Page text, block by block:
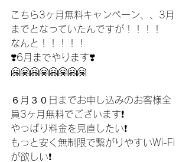
こちら3ヶ月無料キャンペーン、、3月
までとなっていたんですが！！！！
なんと！！！！！
❣️6月までやります❣️
🤗🤗🤗🤗🤗🤗🤗🤗
６月３０日までお申し込みのお客様全
員3ヶ月無料でございます❗️
やっぱり料金を見直したい❗️
もっと安く無制限で繋がりやすいWi-Fi
が欲しい❗️